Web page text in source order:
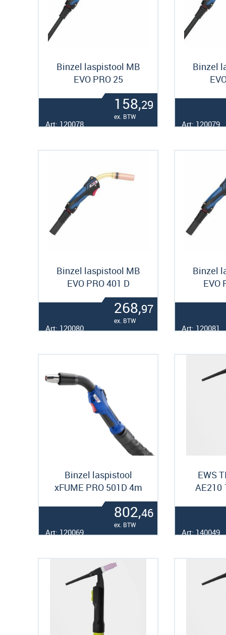
Binzel laspistool MB
EVO PRO 25
158,29
ex. BTW
Art: 120078
Binzel
Art: 120079
Binzel laspistool MB
EVO PRO 401 D
268,97
ex. BTW
Art: 120080
Binzel
EVO
Art: 120081
Binzel laspistool
xFUME PRO 501D 4m
802,46
ex. BTW
Art: 120069
EWS
AE210
Art: 140049